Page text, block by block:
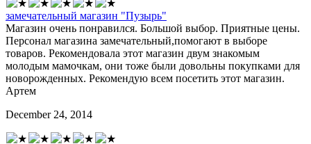
замечательный магазин "Пузырь"
Магазин очень понравился. Большой выбор. Приятные цены.
Персонал магазина замечательный,помогают в выборе
товаров. Рекомендовала этот магазин двум знакомым
молодым мамочкам, они тоже были довольны покупками для
новорожденных. Рекомендую всем посетить этот магазин.
Артем
December 24, 2014